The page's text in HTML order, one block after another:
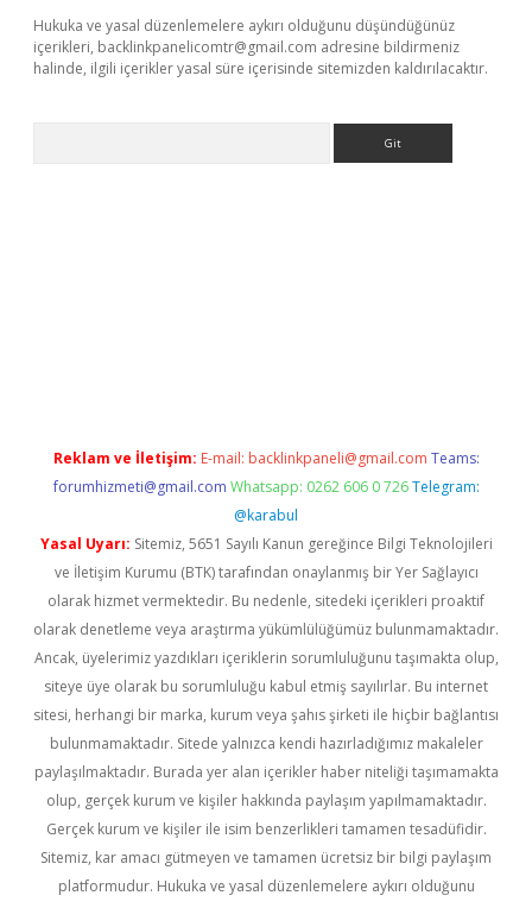
Hukuka ve yasal düzenlemelere aykırı olduğunu düşündüğünüz
içerikleri, backlinkpanelicomtr@gmail.com adresine bildirmeniz
halinde, ilgili içerikler yasal süre içerisinde sitemizden kaldırılacaktır.
Reklam ve İletişim: E-mail: backlinkpaneli@gmail.com Teams:
forumhizmeti@gmail.com Whatsapp: 0262 606 0 726 Telegram:
@karabul
Yasal Uyarı: Sitemiz, 5651 Sayılı Kanun gereğince Bilgi Teknolojileri
ve İletişim Kurumu (BTK) tarafından onaylanmış bir Yer Sağlayıcı
olarak hizmet vermektedir. Bu nedenle, sitedeki içerikleri proaktif
olarak denetleme veya araştırma yükümlülüğümüz bulunmamaktadır.
Ancak, üyelerimiz yazdıkları içeriklerin sorumluluğunu taşımakta olup,
siteye üye olarak bu sorumluluğu kabul etmiş sayılırlar. Bu internet
sitesi, herhangi bir marka, kurum veya şahıs şirketi ile hiçbir bağlantısı
bulunmamaktadır. Sitede yalnızca kendi hazırladığımız makaleler
paylaşılmaktadır. Burada yer alan içerikler haber niteliği taşımamakta
olup, gerçek kurum ve kişiler hakkında paylaşım yapılmamaktadır.
Gerçek kurum ve kişiler ile isim benzerlikleri tamamen tesadüfidir.
Sitemiz, kar amacı gütmeyen ve tamamen ücretsiz bir bilgi paylaşım
platformudur. Hukuka ve yasal düzenlemelere aykırı olduğunu